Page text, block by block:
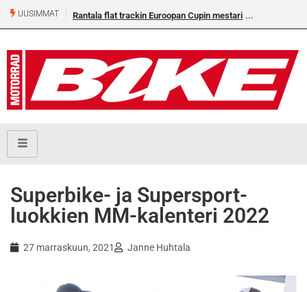
UUSIMMAT Rantala flat trackin Euroopan Cupin mestari
Superbike- ja Supersport-
luokkien MM-kalenteri 2022
27 marraskuun, 2021 Janne Huhtala